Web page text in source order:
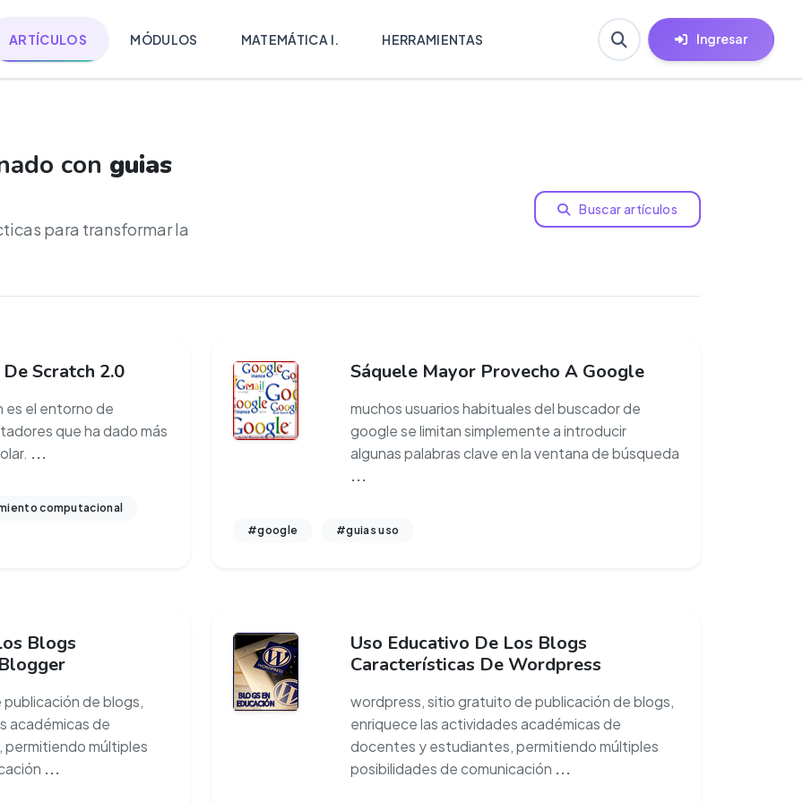
ARTÍCULOS MÓDULOS MATEMÁTICA I. HERRAMIENTAS Ingresar
con guias
para transformar la
Buscar artículos
Scratch 2.0
es el entorno de
que ha dado más
...
computacional
Sáquele Mayor Provecho A Google
muchos usuarios habituales del buscador de
google se limitan simplemente a introducir
algunas palabras clave en la ventana de búsqueda
...
#google #guias uso
Blogs
de blogs,
académicas de
múltiples
...
Uso Educativo De Los Blogs
Características De Wordpress
wordpress, sitio gratuito de publicación de blogs,
enriquece las actividades académicas de
docentes y estudiantes, permitiendo múltiples
posibilidades de comunicación ...